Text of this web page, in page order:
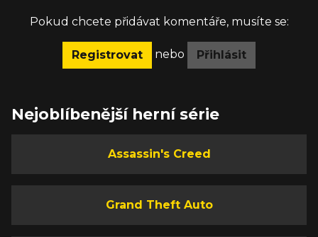
Pokud chcete přidávat komentáře, musíte se:
Registrovat nebo Přihlásit
Nejoblíbenější herní série
Assassin's Creed
Grand Theft Auto